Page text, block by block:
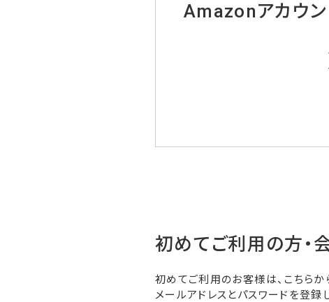
Amazonアカウ
初めてご利用の方・
初めてご利用のお客様は、こちらか
メールアドレスとパスワードを登録